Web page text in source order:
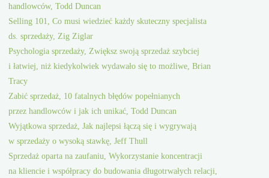
handlowców, Todd Duncan
Selling 101, Co musi wiedzieć każdy skuteczny specjalista
ds. sprzedaży, Zig Ziglar
Psychologia sprzedaży, Zwiększ swoją sprzedaż szybciej
i łatwiej, niż kiedykolwiek wydawało się to możliwe, Brian
Tracy
Zabić sprzedaż, 10 fatalnych błędów popełnianych
przez handlowców i jak ich unikać, Todd Duncan
Wyjątkowa sprzedaż, Jak najlepsi łączą się i wygrywają
w sprzedaży o wysoką stawkę, Jeff Thull
Sprzedaż oparta na zaufaniu, Wykorzystanie koncentracji
na kliencie i współpracy do budowania długotrwałych relacji,